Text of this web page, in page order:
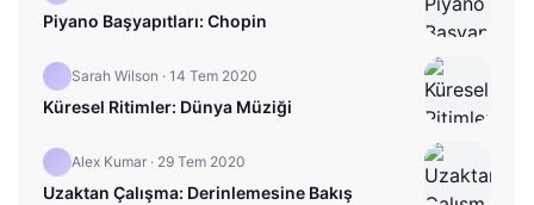
Piyano Başyapıtları: Chopin
Sarah Wilson · 14 Tem 2020
Küresel Ritimler: Dünya Müziği
Alex Kumar · 29 Tem 2020
Uzaktan Çalışma: Derinlemesine Bakış